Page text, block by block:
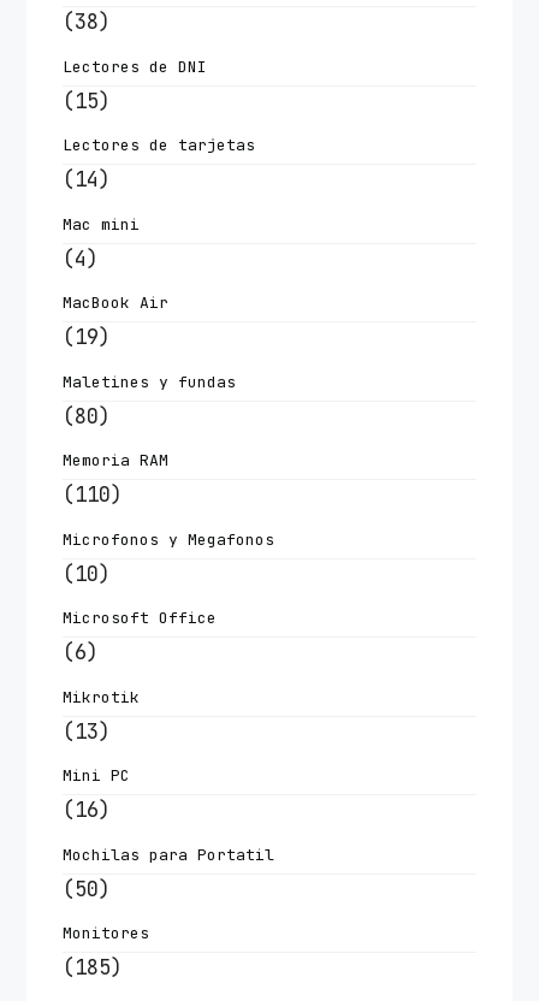
(38)
Lectores de DNI
(15)
Lectores de tarjetas
(14)
Mac mini
(4)
MacBook Air
(19)
Maletines y fundas
(80)
Memoria RAM
(110)
Microfonos y Megafonos
(10)
Microsoft Office
(6)
Mikrotik
(13)
Mini PC
(16)
Mochilas para Portatil
(50)
Monitores
(185)